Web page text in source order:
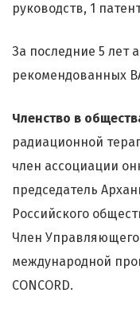
руководств, 1
За последние 5 лет
рекомендованных
Членство в
радиационной
член ассоциации
председатель
Российского
Член
международной
CONCORD.